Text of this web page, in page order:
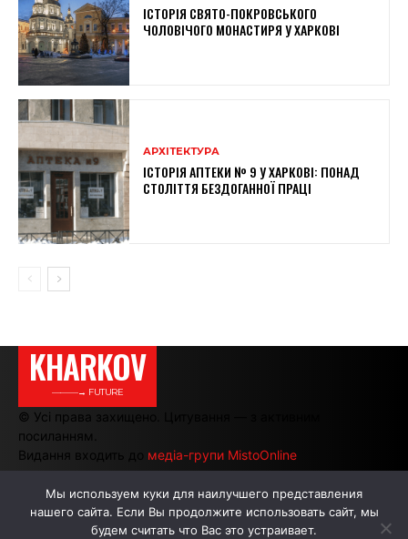
ІСТОРІЯ СВЯТО-ПОКРОВСЬКОГО
ЧОЛОВІЧОГО МОНАСТИРЯ У ХАРКОВІ
АРХІТЕКТУРА
ІСТОРІЯ АПТЕКИ № 9 У ХАРКОВІ: ПОНАД
СТОЛІТТЯ БЕЗДОГАННОЇ ПРАЦІ
KHARKOV
———→ FUTURE
© Усі права захищено. Цитування — з активним
посиланням.
Видання входить до медіа-групи MistoOnline
АВТОРИ РЕКЛАМА НА САЙТІ
Мы используем куки для наилучшего представления
нашего сайта. Если Вы продолжите использовать сайт, мы
будем считать что Вас это устраивает.